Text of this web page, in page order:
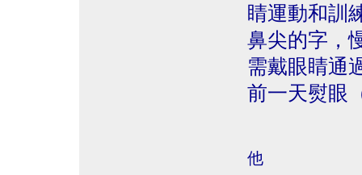
睛運動和訓
鼻尖的字，
需戴眼睛通
前一天熨眼
他